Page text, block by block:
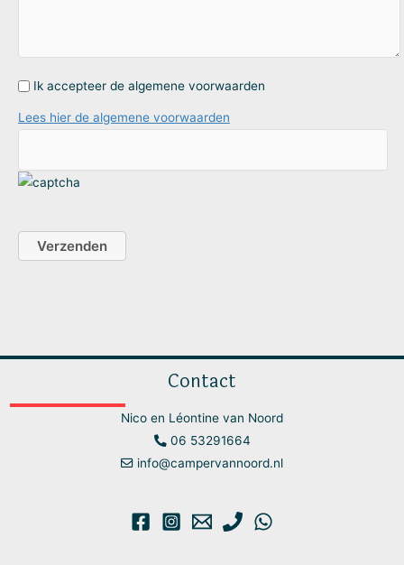
Ik accepteer de algemene voorwaarden
Lees hier de algemene voorwaarden
Contact
Nico en Léontine van Noord
06 53291664
info@campervannoord.nl